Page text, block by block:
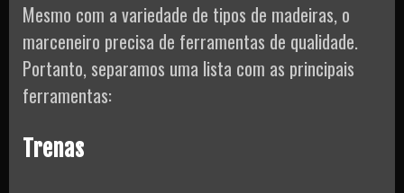
Mesmo com a variedade de tipos de madeiras, o
marceneiro precisa de ferramentas de qualidade.
Portanto, separamos uma lista com as principais
ferramentas:
Trenas